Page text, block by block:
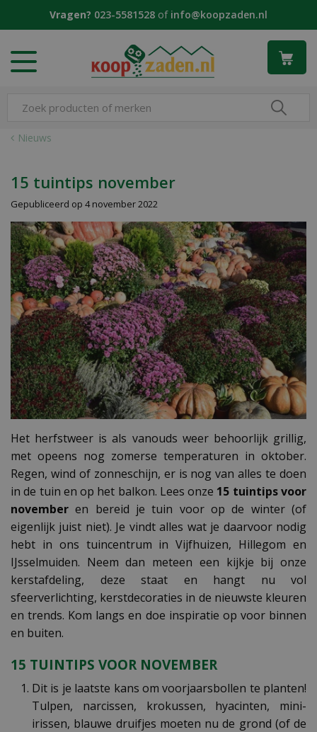
Nieuws
Vragen? 023-5581528 of info@koopzaden.nl
15 tuintips november
Gepubliceerd op 4 november 2022
Het herfstweer is als vanouds weer behoorlijk grillig,
met opeens nog zomerse temperaturen in oktober.
Regen, wind of zonneschijn, er is nog van alles te doen
in de tuin en op het balkon. Lees onze 15 tuintips voor
november en bereid je tuin voor op de winter (of
eigenlijk juist niet). Je vindt alles wat je daarvoor nodig
hebt in ons tuincentrum in Vijfhuizen, Hillegom en
IJsselmuiden. Neem dan meteen een kijkje bij onze
kerstafdeling, deze staat en hangt nu vol
sfeerverlichting, kerstdecoraties in de nieuwste kleuren
en trends. Kom langs en doe inspiratie op voor binnen
en buiten.
15 TUINTIPS VOOR NOVEMBER
Dit is je laatste kans om voorjaarsbollen te planten!
Tulpen, narcissen, krokussen, hyacinten, mini-
irissen, blauwe druifjes moeten nu de grond (of de